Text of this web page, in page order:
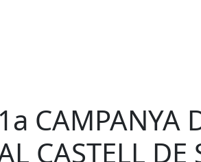
1a CAMPANYA
CASTELL DE